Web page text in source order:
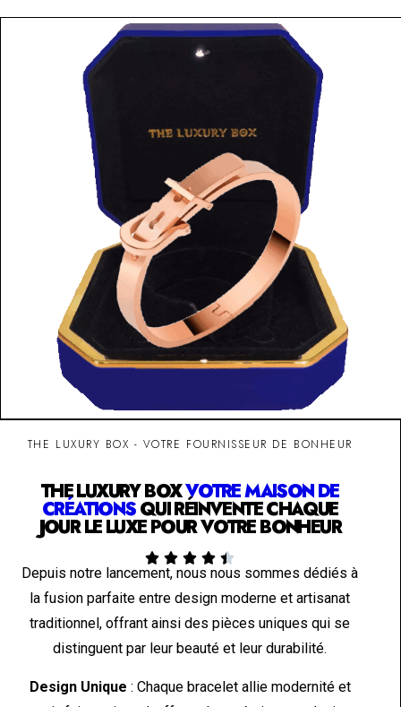
THE LUXURY BOX - VOTRE FOURNISSEUR DE BONHEUR
THE LUXURY BOXVOTRE MAISON DE
CRÉATIONSQUI RÉINVENTE CHAQUE
JOUR LE LUXE POUR VOTRE BONHEUR
    
Depuis notre lancement, nous nous sommes dédiés à
la fusion parfaite entre design moderne et artisanat
traditionnel, offrant ainsi des pièces uniques qui se
distinguent par leur beauté et leur durabilité.
Design Unique : Chaque bracelet allie modernité et